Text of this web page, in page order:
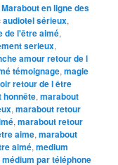
en ligne des
audiotel sérieux,
de l'être aimé,
serieux,
amour retour de l
témoignage,magie
retour de l être
honnête,marabout
,marabout retour
,marabout retour
aime,marabout
aimé,medium
médium par téléphone